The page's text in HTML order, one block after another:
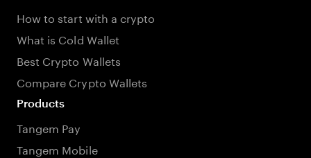
How to start with a crypto
What is Cold Wallet
Best Crypto Wallets
Compare Crypto Wallets
Products
Tangem Pay
Tangem Mobile